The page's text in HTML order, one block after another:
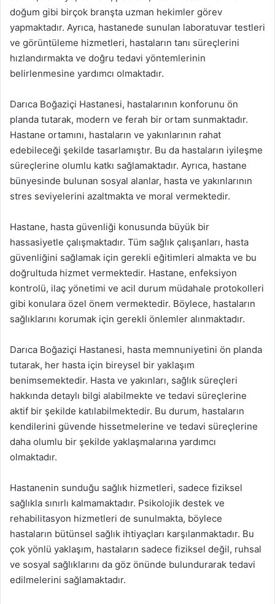
doğum gibi birçok branşta uzman hekimler görev
yapmaktadır. Ayrıca, hastanede sunulan laboratuvar testleri
ve görüntüleme hizmetleri, hastaların tanı süreçlerini
hızlandırmakta ve doğru tedavi yöntemlerinin
belirlenmesine yardımcı olmaktadır.
Darıca Boğaziçi Hastanesi, hastalarının konforunu ön
planda tutarak, modern ve ferah bir ortam sunmaktadır.
Hastane ortamını, hastaların ve yakınlarının rahat
edebileceği şekilde tasarlamıştır. Bu da hastaların iyileşme
süreçlerine olumlu katkı sağlamaktadır. Ayrıca, hastane
bünyesinde bulunan sosyal alanlar, hasta ve yakınlarının
stres seviyelerini azaltmakta ve moral vermektedir.
Hastane, hasta güvenliği konusunda büyük bir
hassasiyetle çalışmaktadır. Tüm sağlık çalışanları, hasta
güvenliğini sağlamak için gerekli eğitimleri almakta ve bu
doğrultuda hizmet vermektedir. Hastane, enfeksiyon
kontrolü, ilaç yönetimi ve acil durum müdahale protokolleri
gibi konulara özel önem vermektedir. Böylece, hastaların
sağlıklarını korumak için gerekli önlemler alınmaktadır.
Darıca Boğaziçi Hastanesi, hasta memnuniyetini ön planda
tutarak, her hasta için bireysel bir yaklaşım
benimsemektedir. Hasta ve yakınları, sağlık süreçleri
hakkında detaylı bilgi alabilmekte ve tedavi süreçlerine
aktif bir şekilde katılabilmektedir. Bu durum, hastaların
kendilerini güvende hissetmelerine ve tedavi süreçlerine
daha olumlu bir şekilde yaklaşmalarına yardımcı
olmaktadır.
Hastanenin sunduğu sağlık hizmetleri, sadece fiziksel
sağlıkla sınırlı kalmamaktadır. Psikolojik destek ve
rehabilitasyon hizmetleri de sunulmakta, böylece
hastaların bütünsel sağlık ihtiyaçları karşılanmaktadır. Bu
çok yönlü yaklaşım, hastaların sadece fiziksel değil, ruhsal
ve sosyal sağlıklarını da göz önünde bulundurarak tedavi
edilmelerini sağlamaktadır.